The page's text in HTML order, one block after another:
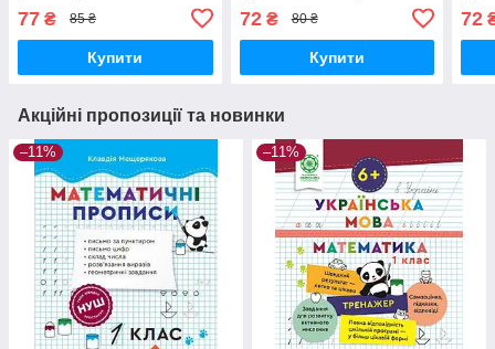
мови та читання. (К. І.
77 ₴ 85 ₴
Купити
(Шевченко К.М.), Торсінг
72₴ 80 ₴
Купити
72
Акційні пропозиції та новинки
–11% –11%